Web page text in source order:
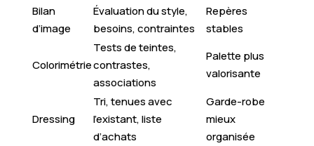
Bilan
d’image
Évaluation du style,
besoins, contraintes
Repères
stables
Colorimétrie
Tests de teintes,
contrastes,
associations
Palette plus
valorisante
Dressing
Tri, tenues avec
l’existant, liste
d’achats
Garde-robe
mieux
organisée